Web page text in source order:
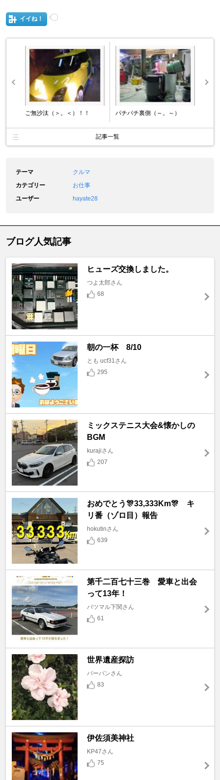
イイね！
ご無沙汰（＞。＜）！！ パチパチ裏側（～。～）
記事一覧
テーマ
クルマ
カテゴリー
お仕事
ユーザー
hayate28
ブログ人気記事
ヒューズ交換しました。
つよ太郎さん
68
朝の一杯 8/10
とも ucf31さん
295
ミックステニス大会&懐かしの
BGM
kurajiさん
207
おめでとう🎊33,333Km🎊 キ
リ番（ゾロ目）報告
hokutinさん
639
第千二百七十三巻 愛車と出会
って13年！
バツマル下関さん
61
世界遺産探訪
バーバンさん
83
伊佐須美神社
KP47さん
75